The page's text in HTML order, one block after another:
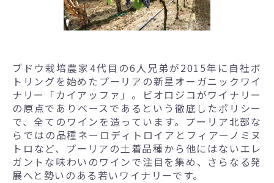
ブドウ栽培農家4代目の6人兄弟が2015年に自社ボ
トリングを始めたプーリアの新星オーガニックワイ
ナリー「カイアッファ」。ビオロジコがワイナリー
の原点でありベースであるという徹底したポリシー
で、全てのワインを造っています。プーリア北部な
らではの品種ネーロディトロイアとフィアーノミヌ
トロなど、プーリアの土着品種から他にはないエレ
ガントな味わいのワインで注目を集め、さらなる発
展へと勢いのある若いワイナリーです。